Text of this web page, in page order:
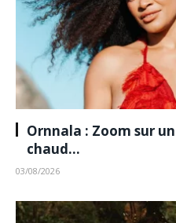
Ornnala : Zoom sur
chaud…
03/08/2026